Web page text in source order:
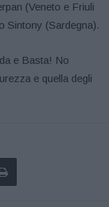
(Veneto e Friuli
Sintony (Sardegna).
e Basta! No
e quella degli